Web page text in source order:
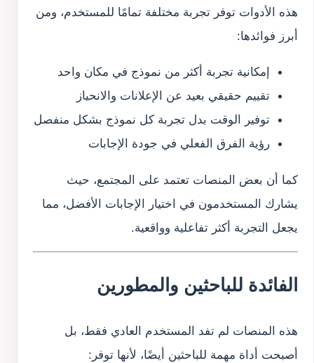
هذه الأدوات توفر تجربة مختلفة تمامًا للمستخدم، ومن
أبرز فوائدها:
إمكانية تجربة أكثر من نموذج في مكان واحد
تقييم حقيقي بعيد عن الإعلانات والانحياز
توفير الوقت بدل تجربة كل نموذج بشكل منفصل
رؤية الفرق الفعلي في جودة الإجابات
كما أن بعض المنصات تعتمد على المجتمع، حيث
يشارك المستخدمون في اختيار الإجابات الأفضل، مما
يجعل التجربة أكثر تفاعلية وواقعية.
الفائدة للباحثين والمطورين
هذه المنصات لم تفد المستخدم العادي فقط، بل
أصبحت أداة مهمة للباحثين أيضًا، لأنها توفر: